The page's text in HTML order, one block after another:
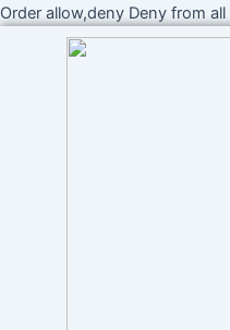
Order allow,deny Deny from all